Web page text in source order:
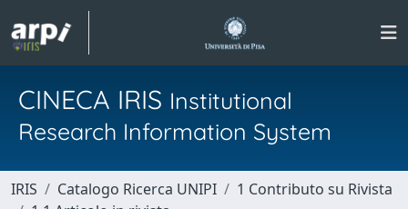
CINECA IRIS Institutional
Research Information System
IRIS Catalogo Ricerca UNIPI
1 Contributo su Rivista